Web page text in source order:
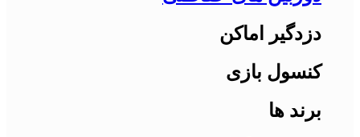
دزدگیر اماکن
کنسول بازی
برند ها